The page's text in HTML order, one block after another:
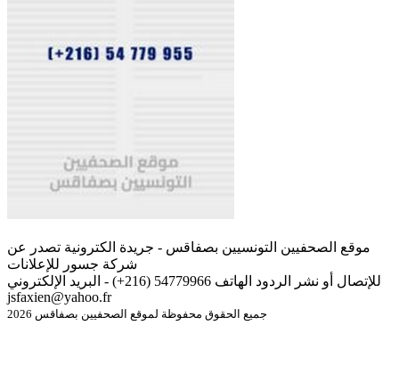
موقع الصحفيين التونسيين بصفاقس - جريدة الكترونية تصدر عن
شركة جسور للإعلانات
للإتصال أو نشر الردود الهاتف 54779966 (216+) - البريد الإلكتروني
jsfaxien@yahoo.fr
جميع الحقوق محفوظة لموقع الصحفيين بصفاقس 2026